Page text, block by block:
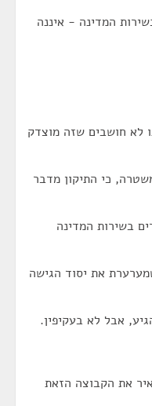
המדינה - איננה
לא חושבים שזה מוצדק
כי התיקון מדבר
בשירות המדינה
את יסוד הגישה
אבל לא בעקיפין.
את הקבוצה הזאת